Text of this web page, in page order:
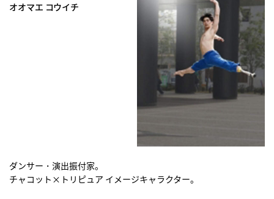
オオマエ コウイチ
ダンサー・演出振付家。
チャコット×トリピュア イメージキャラクター。